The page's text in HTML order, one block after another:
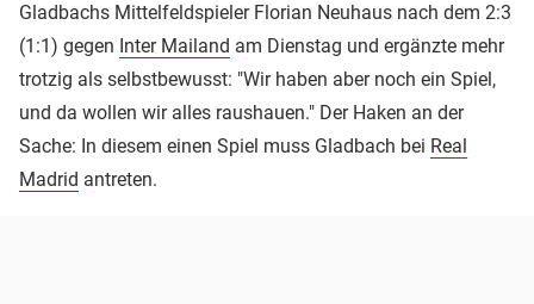
Gladbachs Mittelfeldspieler Florian Neuhaus nach dem 2:3
(1:1) gegen Inter Mailand am Dienstag und ergänzte mehr
trotzig als selbstbewusst: "Wir haben aber noch ein Spiel,
und da wollen wir alles raushauen." Der Haken an der
Sache: In diesem einen Spiel muss Gladbach bei Real
Madrid antreten.